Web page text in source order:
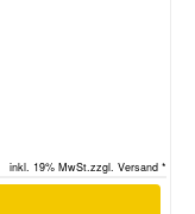
inkl. 19% MwSt.zzgl. Versand *